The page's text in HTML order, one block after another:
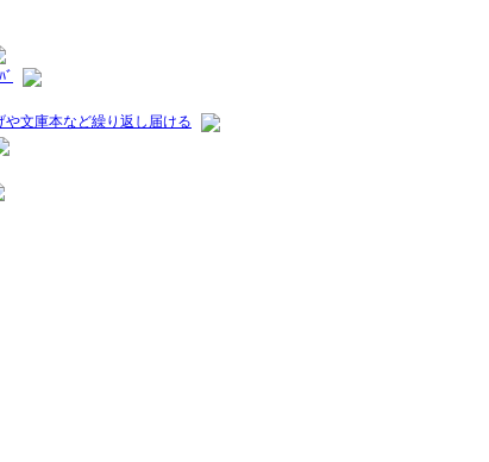
ﾞ
文庫本など繰り返し届ける